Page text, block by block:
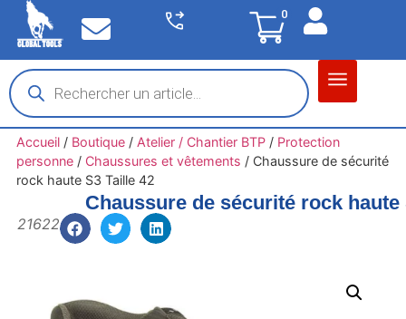
0
Accueil/ Boutique/ Atelier / Chantier BTP/ Protection
personne/ Chaussures et vêtements / Chaussure de sécurité
rock haute S3 Taille 42
Chaussure de sécurité rock haute
21622